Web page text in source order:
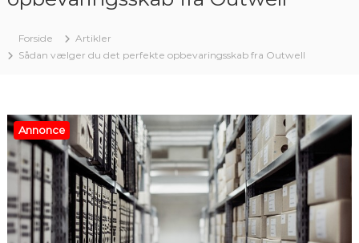
Forside
Artikler
Sådan vælger du det perfekte opbevaringsskab fra Outwell
Annonce